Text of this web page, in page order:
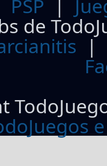
PSP |
de
|